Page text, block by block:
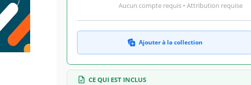
Aucun compte requis • Attribution requise
Ajouter à la collection
CE QUI EST INCLUS